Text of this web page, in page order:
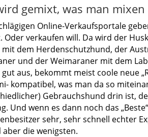
gemixt, was man
Online-Verkaufsportale
Oder verkaufen will. Da wird der
mit dem Herdenschutzhund, der
und der Weimaraner mit dem
aus, bekommt meist coole neue
kompatibel, was man da so
Gebrauchshund drin ist,
Und wenn es dann noch das
sehr, sehr schnell echter
aber die wenigsten.